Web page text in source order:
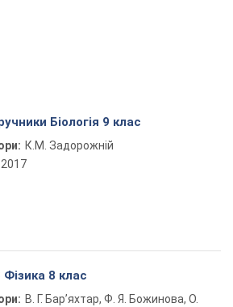
Біологія 9 клас
К.М. Задорожній
2017
8 клас
В. Г. Бар’яхтар, Ф. Я. Божинова, О.